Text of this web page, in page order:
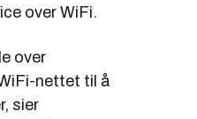
over WiFi.
over
nettet til å
sier